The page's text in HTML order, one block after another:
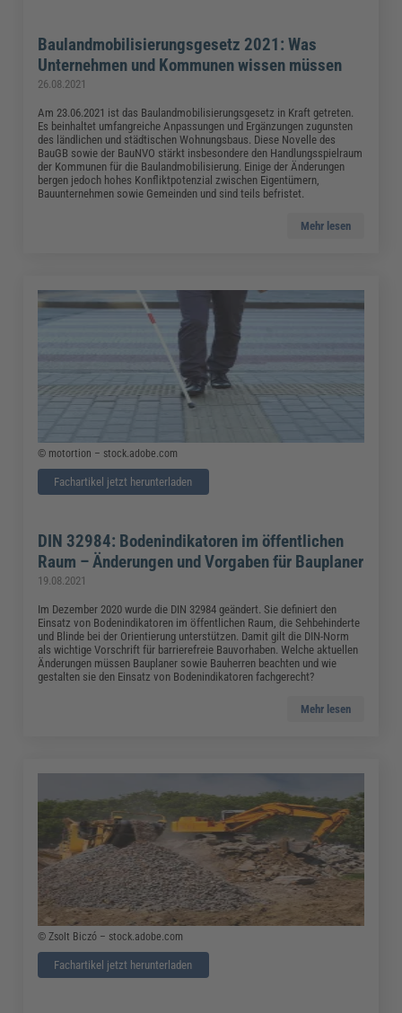
Baulandmobilisierungsgesetz 2021: Was
Unternehmen und Kommunen wissen müssen
26.08.2021
Am 23.06.2021 ist das Baulandmobilisierungsgesetz in Kraft getreten.
Es beinhaltet umfangreiche Anpassungen und Ergänzungen zugunsten
des ländlichen und städtischen Wohnungsbaus. Diese Novelle des
BauGB sowie der BauNVO stärkt insbesondere den Handlungsspielraum
der Kommunen für die Baulandmobilisierung. Einige der Änderungen
bergen jedoch hohes Konfliktpotenzial zwischen Eigentümern,
Bauunternehmen sowie Gemeinden und sind teils befristet.
Mehr lesen
© motortion – stock.adobe.com
Fachartikel jetzt herunterladen
DIN 32984: Bodenindikatoren im öffentlichen
Raum – Änderungen und Vorgaben für Bauplaner
19.08.2021
Im Dezember 2020 wurde die DIN 32984 geändert. Sie definiert den
Einsatz von Bodenindikatoren im öffentlichen Raum, die Sehbehinderte
und Blinde bei der Orientierung unterstützen. Damit gilt die DIN-Norm
als wichtige Vorschrift für barrierefreie Bauvorhaben. Welche aktuellen
Änderungen müssen Bauplaner sowie Bauherren beachten und wie
gestalten sie den Einsatz von Bodenindikatoren fachgerecht?
Mehr lesen
© Zsolt Biczó – stock.adobe.com
Fachartikel jetzt herunterladen